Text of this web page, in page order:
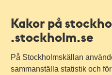
Kakor på
.stockholm.se
På Stockholmskällan
sammanställa statistik och